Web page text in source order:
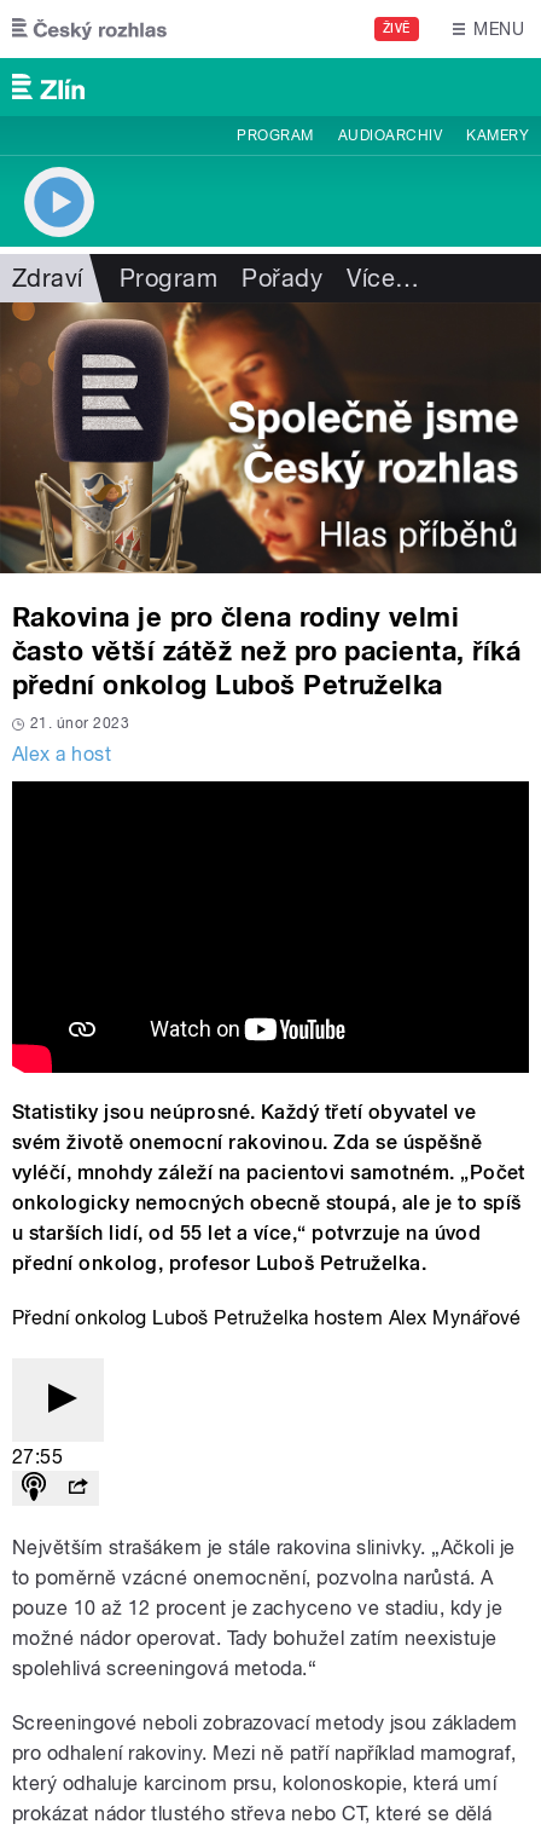
Přejít k hlavnímu obsahu
ŽIVĚ MENU
PROGRAM AUDIOARCHIV KAMERY
Zdraví Program Pořady Více…
Rakovina je pro člena rodiny velmi
často větší zátěž než pro pacienta, říká
přední onkolog Luboš Petruželka
21. únor 2023
Alex a host
Statistiky jsou neúprosné. Každý třetí obyvatel ve
svém životě onemocní rakovinou. Zda se úspěšně
vyléčí, mnohdy záleží na pacientovi samotném. „Počet
onkologicky nemocných obecně stoupá, ale je to spíš
u starších lidí, od 55 let a více,“ potvrzuje na úvod
přední onkolog, profesor Luboš Petruželka.
Přední onkolog Luboš Petruželka hostem Alex Mynářové
27:55
Největším strašákem je stále rakovina slinivky. „Ačkoli je
to poměrně vzácné onemocnění, pozvolna narůstá. A
pouze 10 až 12 procent je zachyceno ve stadiu, kdy je
možné nádor operovat. Tady bohužel zatím neexistuje
spolehlivá screeningová metoda.“
Screeningové neboli zobrazovací metody jsou základem
pro odhalení rakoviny. Mezi ně patří například mamograf,
který odhaluje karcinom prsu, kolonoskopie, která umí
prokázat nádor tlustého střeva nebo CT, které se dělá